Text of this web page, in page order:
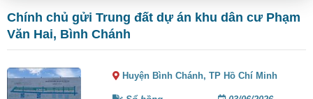
Chính chủ gửi Trung đất dự án khu dân cư Phạm
Văn Hai, Bình Chánh
Huyện Bình Chánh,TP Hồ Chí Minh